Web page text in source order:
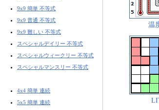
9x9 簡単 不等式
9x9 普通 不等式
9x9 難しい 不等式
スペシャルデイリー 不等式
スペシャルウィークリー 不等式
スペシャルマンスリー 不等式
4x4 簡単 連続
5x5 簡単 連続
温